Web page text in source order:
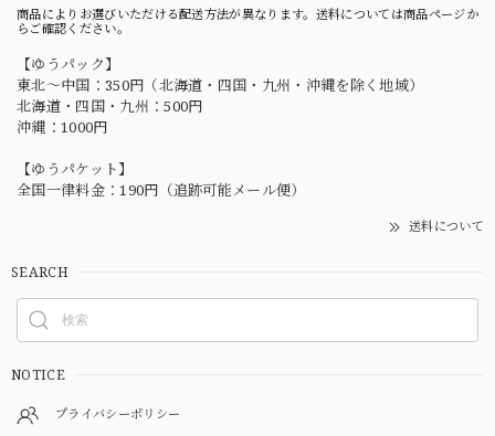
商品によりお選びいただける配送方法が異なります。送料については商品ページか
らご確認ください。
【ゆうパック】
東北〜中国：350円（北海道・四国・九州・沖縄を除く地域）
北海道・四国・九州：500円
沖縄：1000円
【ゆうパケット】
全国一律料金：190円（追跡可能メール便）
送料について
SEARCH
NOTICE
プライバシーポリシー